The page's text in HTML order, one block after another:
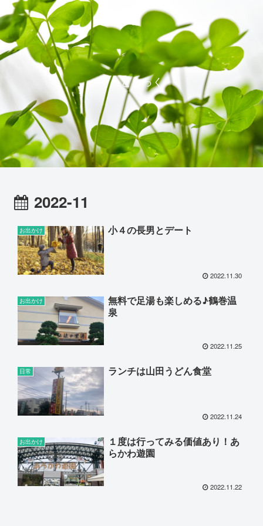
ぐっどらっく
2022-11
お出かけ 小４の長男とデート
2022.11.30
お出かけ
無料で足湯も楽しめる♪鶴巻温
泉
2022.11.25
日常 ランチは山田うどん食堂
2022.11.24
お出かけ
１度は行ってみる価値あり！あ
らかわ遊園
2022.11.22